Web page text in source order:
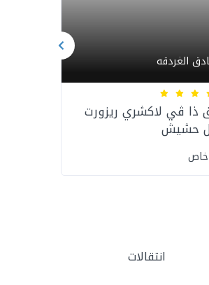
الغردقه
ذا ڤي لاكشري ريزورت
حشيش
انتقالات